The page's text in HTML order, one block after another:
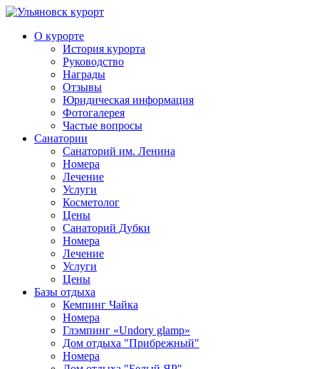
О курорте
История курорта
Руководство
Награды
Отзывы
Юридическая информация
Фотогалерея
Частые вопросы
Санатории
Санаторий им. Ленина
Номера
Лечение
Услуги
Косметолог
Цены
Санаторий Дубки
Номера
Лечение
Услуги
Цены
Базы отдыха
Кемпинг Чайка
Номера
Глэмпинг «Undory glamp»
Дом отдыха "Прибрежный"
Номера